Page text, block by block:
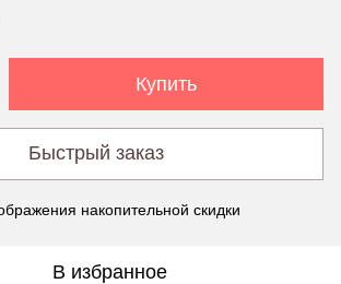
Купить
Быстрый заказ
накопительной скидки
В избранное